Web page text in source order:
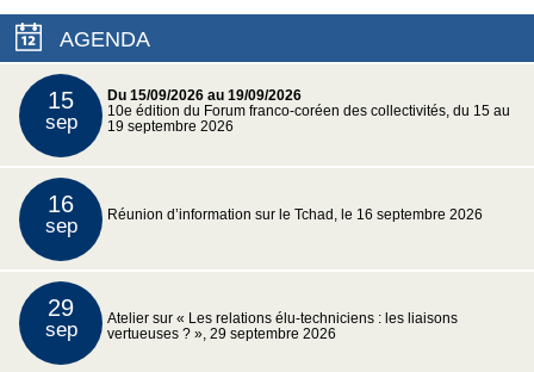
AGENDA
15
sep
Du 15/09/2026 au 19/09/2026
10e édition du Forum franco-coréen des collectivités, du 15 au
19 septembre 2026
16
sep Réunion d’information sur le Tchad, le 16 septembre 2026
29
sep
Atelier sur « Les relations élu-techniciens : les liaisons
vertueuses ? », 29 septembre 2026